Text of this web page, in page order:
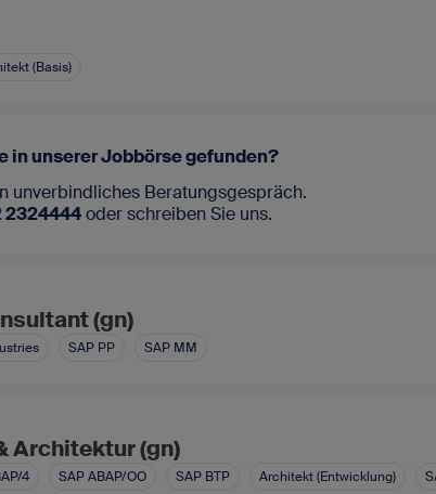
(Basis)
in unserer Jobbörse gefunden?
unverbindliches Beratungsgespräch.
2324444oderschreiben Sie uns.
(gn)
SAP PP SAP MM
Architektur (gn)
4 SAP ABAP/OO SAP BTP Architekt (Entwicklung)